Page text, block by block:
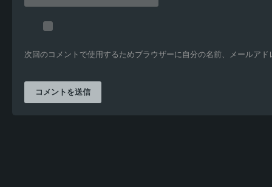
次回のコメントで使用するためブラウザーに自分の名前、メールア